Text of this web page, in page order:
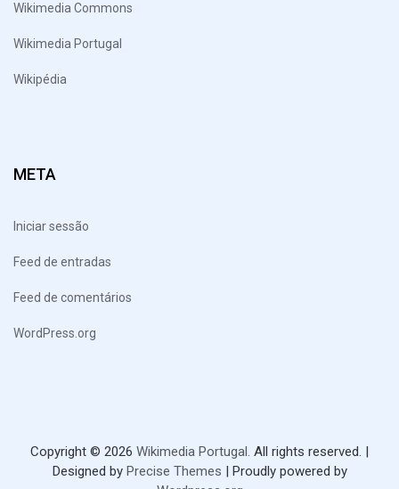
Wikimedia Commons
Wikimedia Portugal
Wikipédia
META
Iniciar sessão
Feed de entradas
Feed de comentários
WordPress.org
Copyright © 2026 Wikimedia Portugal. All rights reserved. |
Designed by Precise Themes | Proudly powered by